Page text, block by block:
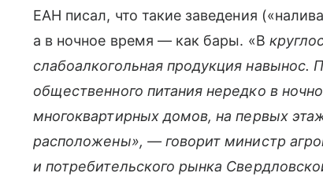
ЕАН писал, что такие заведения
а в ночное время — как бары. «В
слабоалкогольная продукция навынос.
общественного питания нередко в
многоквартирных домов, на первых
расположены», — говорит министр
и потребительского рынка